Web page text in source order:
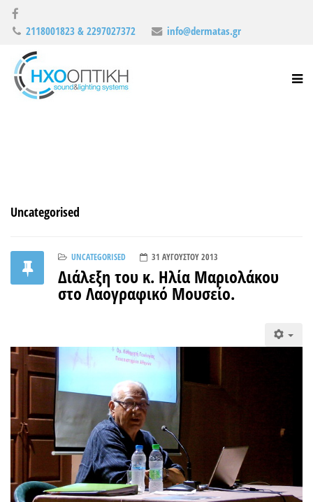
2118001823 & 2297027372 info@dermatas.gr
Uncategorised
UNCATEGORISED 31 ΑΥΓΟΎΣΤΟΥ 2013
Διάλεξη του κ. Ηλία Μαριολάκου
στο Λαογραφικό Μουσείο.